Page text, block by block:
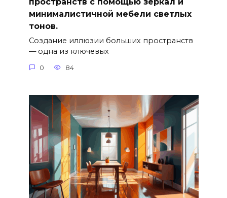
минималистичной мебели светлых
тонов.
Создание иллюзии больших пространств
— одна из ключевых
0 84